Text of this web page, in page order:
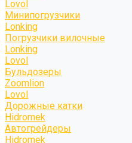
Lovol
Минипогрузчики
Lonking
Погрузчики вилочные
Lonking
Lovol
Бульдозеры
Zoomlion
Lovol
Дорожные катки
Hidromek
Автогрейдеры
Hidromek